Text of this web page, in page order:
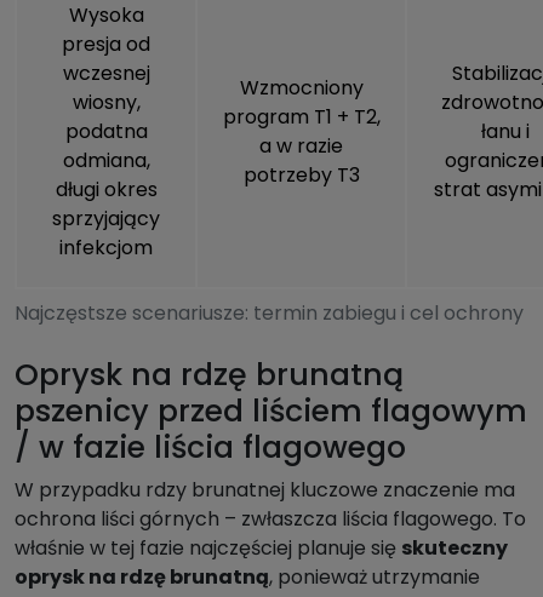
Najczęstsze scenariusze: termin zabiegu i cel ochrony
Wysoka
presja od
wczesnej
wiosny,
podatna
odmiana,
długi okres
sprzyjający
infekcjom
Wzmocniony
program T1 + T2,
a w razie
potrzeby T3
łanu i
strat
Oprysk na rdzę brunatną
pszenicy przed liściem flagowym
/ w fazie liścia flagowego
W przypadku rdzy brunatnej kluczowe znaczenie ma
ochrona liści górnych – zwłaszcza liścia flagowego. To
właśnie w tej fazie najczęściej planuje się skuteczny
oprysk na rdzę brunatną, ponieważ utrzymanie